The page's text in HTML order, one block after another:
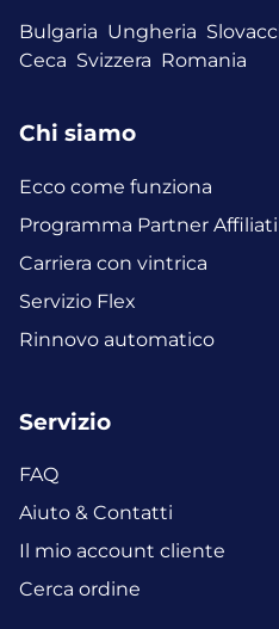
Bulgaria Ungheria
Ceca Svizzera Romania
Chi siamo
Ecco come funziona
Programma Partner Affiliati
Carriera con vintrica
Servizio Flex
Rinnovo automatico
Servizio
FAQ
Aiuto & Contatti
Il mio account cliente
Cerca ordine